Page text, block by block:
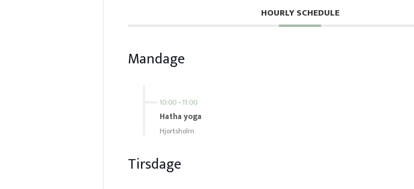
HOURLY SCHEDULE
Mandage
10:00 -11:00
Hatha yoga
Hjortsholm
Tirsdage